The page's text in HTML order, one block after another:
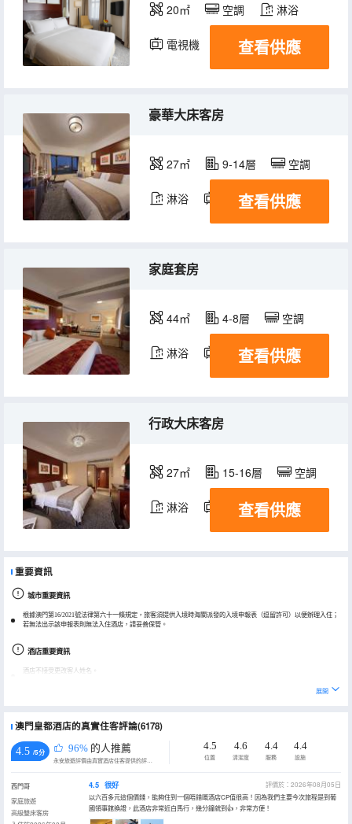
20㎡ 空調 淋浴
電視機 冰箱
查看供應
豪華大床客房
27㎡ 9-14層 空調
淋浴 電視機 冰箱
查看供應
家庭套房
44㎡ 4-8層 空調
淋浴 電視機 冰箱
查看供應
行政大床客房
27㎡ 15-16層 空調
淋浴 電視機 冰箱
查看供應
重要資訊
城市重要資訊
根據澳門第16/2021號法律第六十一條規定，旅客須提供入境時海關派發的入境申報表（逗留許可）以便辦理入住；
若無法出示該申報表則無法入住酒店，請妥善保管。
酒店重要資訊
酒店不接受更改客人姓名。
預訂時請提供所有入住人姓名，入住人姓名需與信用卡上的姓名一致。
押金不支持微信或支付寶付款。
酒店現於房間提供洗護用品，如果需要其他物品，如梳子、浴帽、針線包、刮鬍刀、護理包（棉花棒）及擦鞋布，
酒店不接受添加或修改入住人姓名。
非全額擔保訂單客人到店時需確認離店日期，一旦確認不得提前離店，否則扣款。
展開
澳門皇都酒店的真實住客評論(6178)
4.5 /5分 96% 的人推薦
永安旅遊評價由真實酒店住客提供的評價。
4.5
位置
4.6
清潔度
4.4
服務
4.4
設施
西門哥
家庭旅遊
高級雙床客房
4.5 很好
評價於：2026年08月05日
以六百多元這個價錢，能夠住到一個唔錯嘅酒店CP值很高！因為我們主要今次旅程是到葡
國領事館換證，此酒店非常近白馬行，幾分鐘就到👍，非常方便！